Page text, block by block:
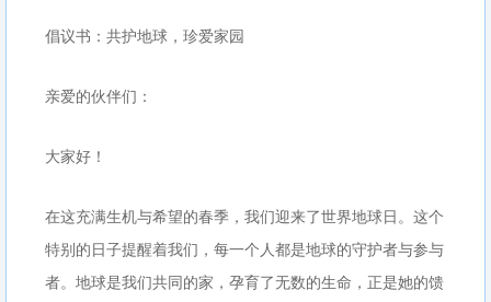
倡议书：共护地球，珍爱家园
亲爱的伙伴们：
大家好！
在这充满生机与希望的春季，我们迎来了世界地球日。这个
特别的日子提醒着我们，每一个人都是地球的守护者与参与
者。地球是我们共同的家，孕育了无数的生命，正是她的馈